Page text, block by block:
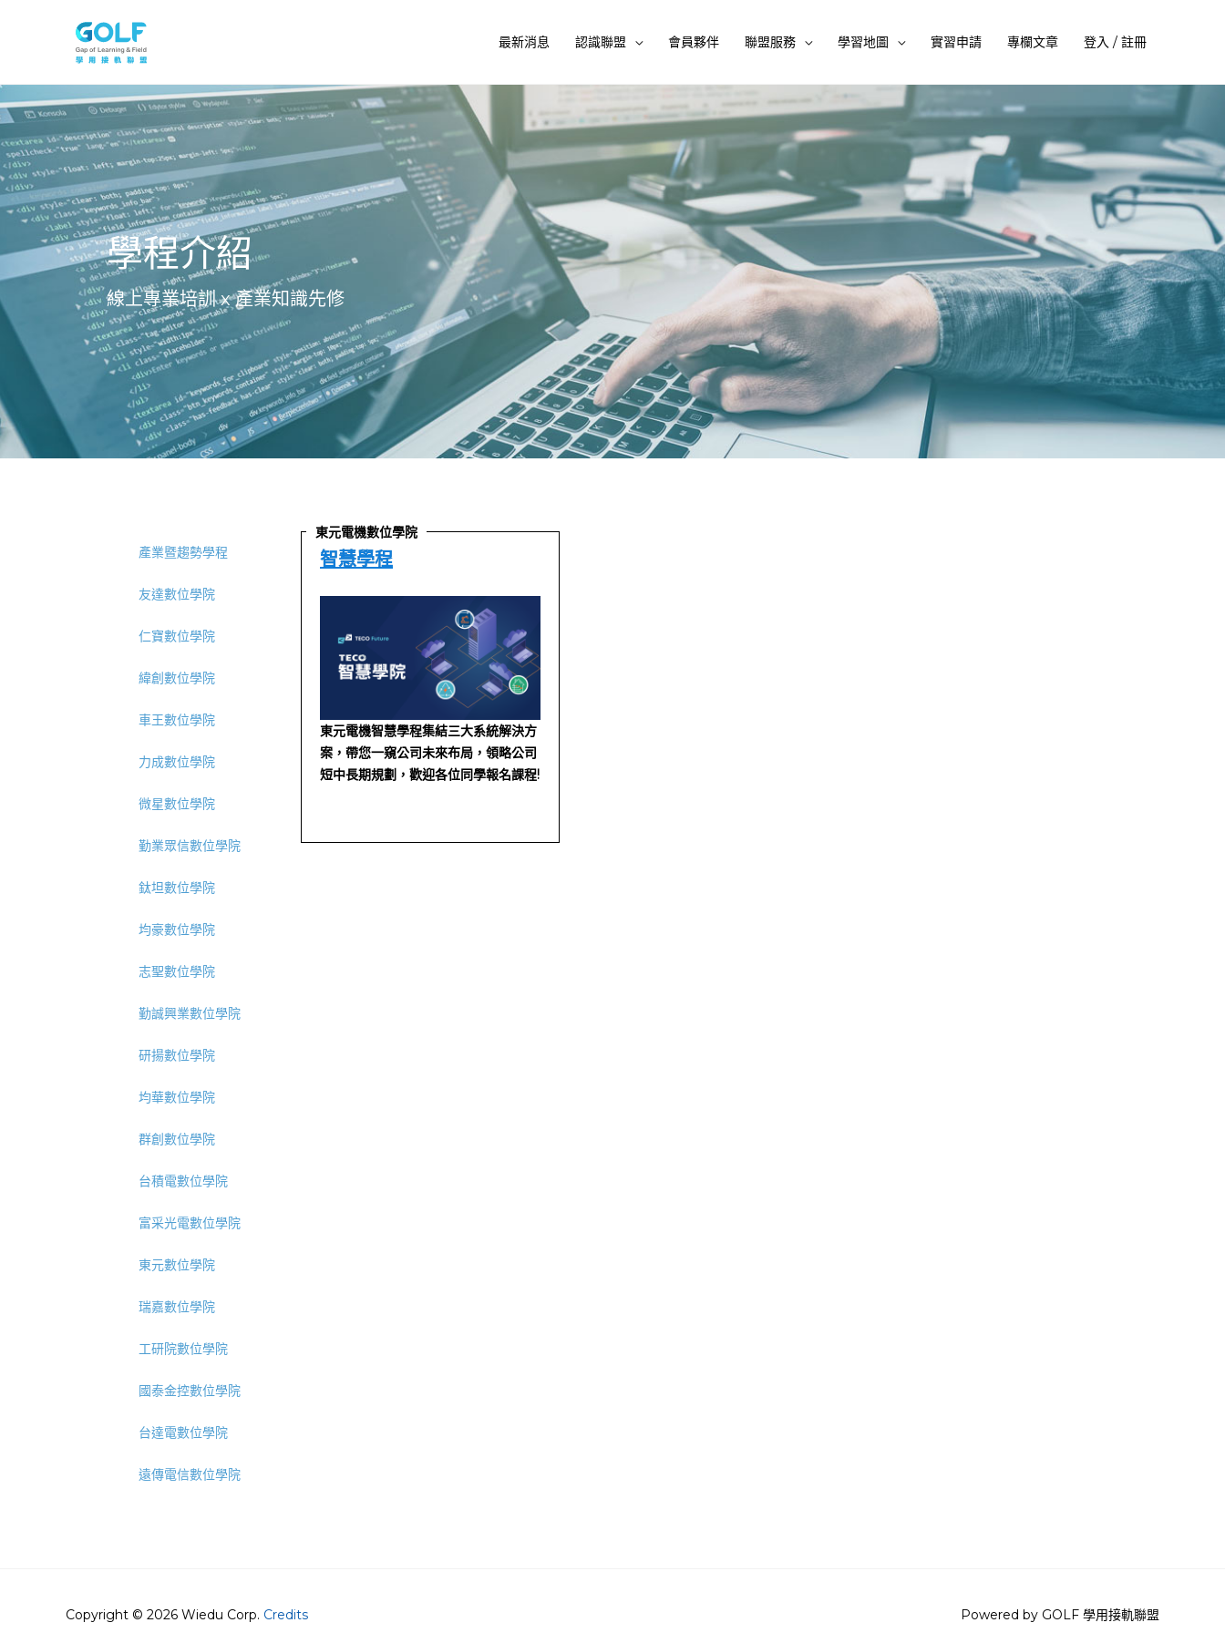
最新消息 認識聯盟 會員夥伴 聯盟服務 學習地圖 實習申請 專欄文章 登入 / 註冊
學程介紹
線上專業培訓 x 產業知識先修
產業暨趨勢學程
友達數位學院
仁寶數位學院
緯創數位學院
車王數位學院
力成數位學院
微星數位學院
勤業眾信數位學院
鈦坦數位學院
均豪數位學院
志聖數位學院
勤誠興業數位學院
研揚數位學院
均華數位學院
群創數位學院
台積電數位學院
富采光電數位學院
東元數位學院
瑞嘉數位學院
工研院數位學院
國泰金控數位學院
台達電數位學院
遠傳電信數位學院
東元電機數位學院
智慧學程
東元電機智慧學程集結三大系統解決方
案，帶您一窺公司未來布局，領略公司
短中長期規劃，歡迎各位同學報名課程!
Copyright © 2026 Wiedu Corp. Credits Powered by GOLF 學用接軌聯盟